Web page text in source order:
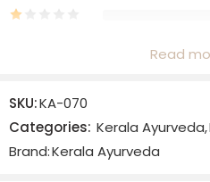
There are no reviews yet.
Read
SKU:KA-070
Categories: Kerala Ayurveda,
Brand:Kerala Ayurveda